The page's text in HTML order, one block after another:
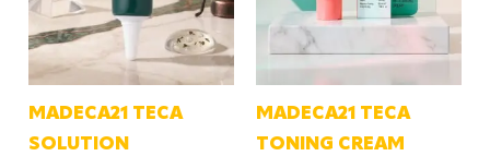
MADECA21 TECA
SOLUTION
MADECA21 TECA
TONING CREAM